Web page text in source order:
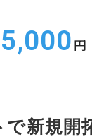
円
で新規開